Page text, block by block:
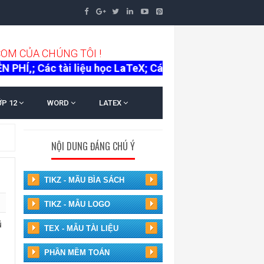
OM CỦACHÚNG TÔI !
tài liệu học LaTeX; Các file TeX mẫu (Bìa, Main,
12 WORD LATEX
NỘI DUNG ĐÁNG CHÚ Ý
TIKZ - MÃU BÌA SÁCH
TIKZ - MẪU LOGO
TEX - MẪU TÀI LIỆU
PHẦN MỀM TOÁN